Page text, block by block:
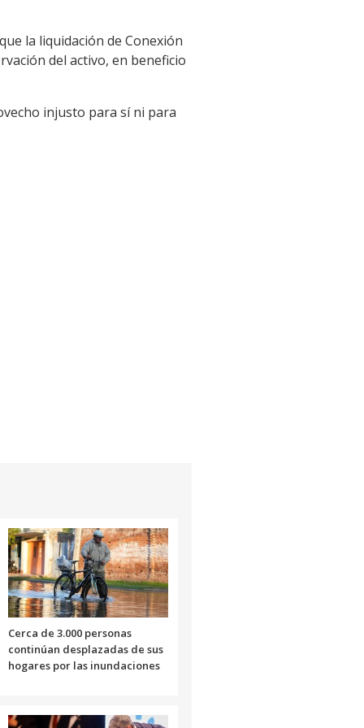
la liquidación de Conexión
del activo, en beneficio
injusto para sí ni para
Cerca de 3.000 personas
continúan desplazadas de sus
hogares por las inundaciones